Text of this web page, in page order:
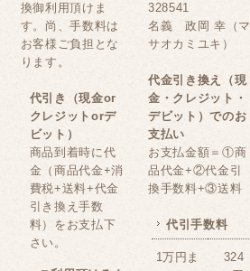
換御利用頂けま
す。尚、手数料は
お客様ご負担とな
ります。
代引き（現金or
クレジットorデ
ビット）
商品到着時に代
金（商品代金+消
費税+送料+代金
引き換え手数
料）をお支払下
さい。
328541
名義 政岡 幸（マ
サオカミユキ）
代金引き換え（現
金・クレジット・
デビット）でのお
支払い
お支払金額＝①商
品代金+②代金引
換手数料+③送料
代引手数料
1万円ま
324